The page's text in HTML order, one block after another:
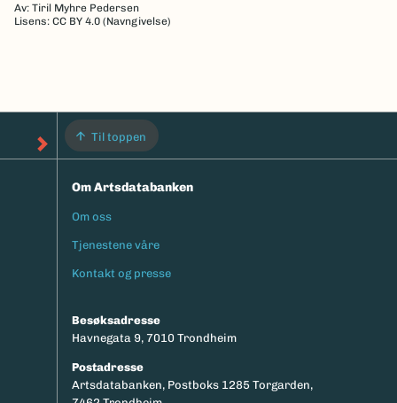
Av: Tiril Myhre Pedersen
Lisens: CC BY 4.0 (Navngivelse)
Til toppen
Om Artsdatabanken
Footermeny
Om oss
Tjenestene våre
Kontakt og presse
Besøksadresse
Havnegata 9, 7010 Trondheim
Postadresse
Artsdatabanken, Postboks 1285 Torgarden,